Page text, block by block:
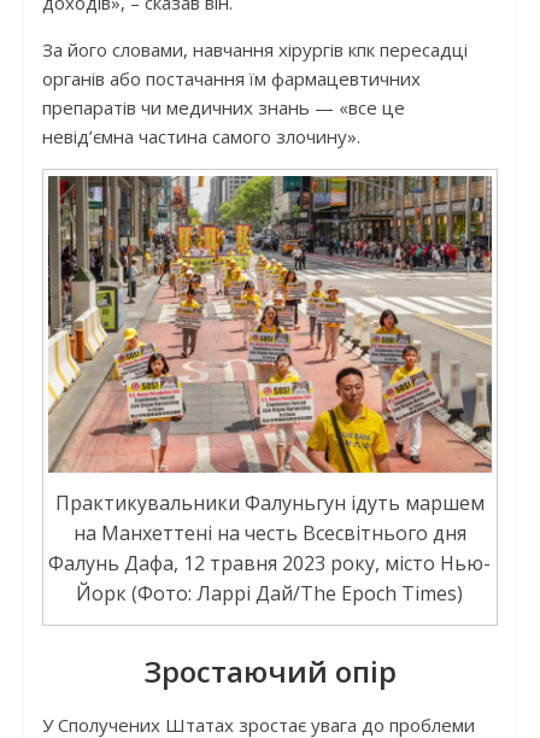
За його словами, навчання хірургів кпк пересадці
органів або постачання їм фармацевтичних
препаратів чи медичних знань — «все це
невід’ємна частина самого злочину».
Практикувальники Фалуньгун ідуть маршем
на Манхеттені на честь Всесвітнього дня
Фалунь Дафа, 12 травня 2023 року, місто Нью-
Йорк (Фото: Ларрі Дай/The Epoch Times)
Зростаючий опір
У Сполучених Штатах зростає увага до проблеми